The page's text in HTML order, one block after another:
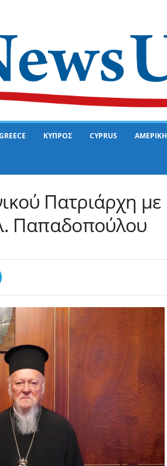
ΚΥΠΡΟΣ CYPRUS ΑΜΕΡΙΚΗ
Πατριάρχη με
Παπαδοπούλου